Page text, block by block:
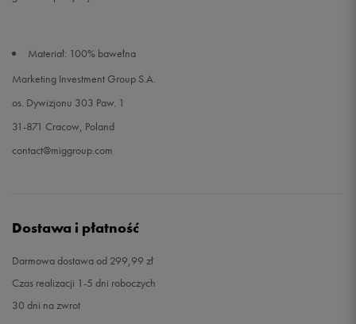
Materiał: 100% bawełna
Marketing Investment Group S.A.
os. Dywizjonu 303 Paw. 1
31-871 Cracow, Poland
contact@miggroup.com
Dostawa i płatność
Darmowa dostawa od 299,99 zł
Czas realizacji 1-5 dni roboczych
30 dni na zwrot